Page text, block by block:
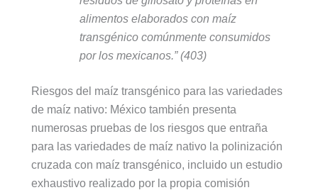
alimentos elaborados con maíz
transgénico comúnmente consumidos
por los mexicanos.”(403)
Riesgos del maíz transgénico para las variedades
de maíz nativo: México también presenta
numerosas pruebas de los riesgos que entraña
para las variedades de maíz nativo la polinización
cruzada con maíz transgénico, incluido un estudio
exhaustivo realizado por la propia comisión